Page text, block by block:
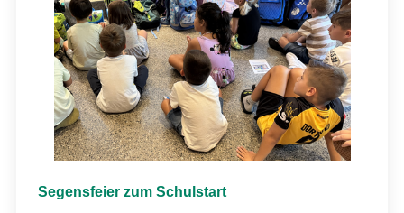
Segensfeier zum Schulstart